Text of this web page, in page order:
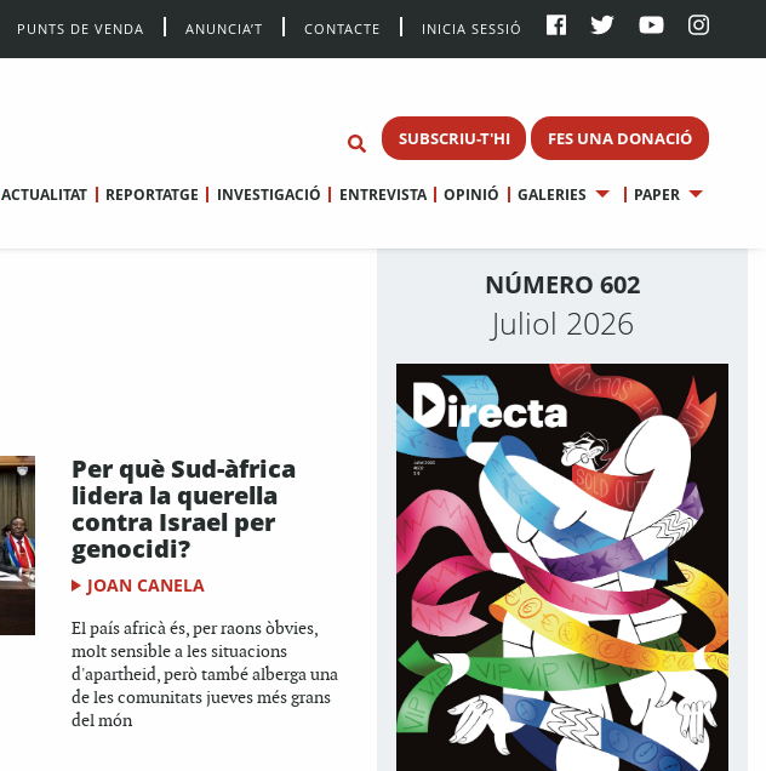
PUNTS DE VENDA ANUNCIA’T CONTACTE INICIA SESSIÓ
SUBSCRIU-T'HI FES UNA DONACIÓ
ACTUALITAT REPORTATGE INVESTIGACIÓ ENTREVISTA OPINIÓ GALERIES PAPER
Per què Sud-àfrica
lidera la querella
contra Israel per
genocidi?
JOAN CANELA
El país africà és, per raons òbvies,
molt sensible a les situacions
d'apartheid, però també alberga una
de les comunitats jueves més grans
del món
NÚMERO 602
Juliol 2026